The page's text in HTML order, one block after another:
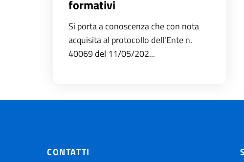
formativi
Si porta a conoscenza che con nota
acquisita al protocollo dell'Ente n.
40069 del 11/05/202...
CONTATTI